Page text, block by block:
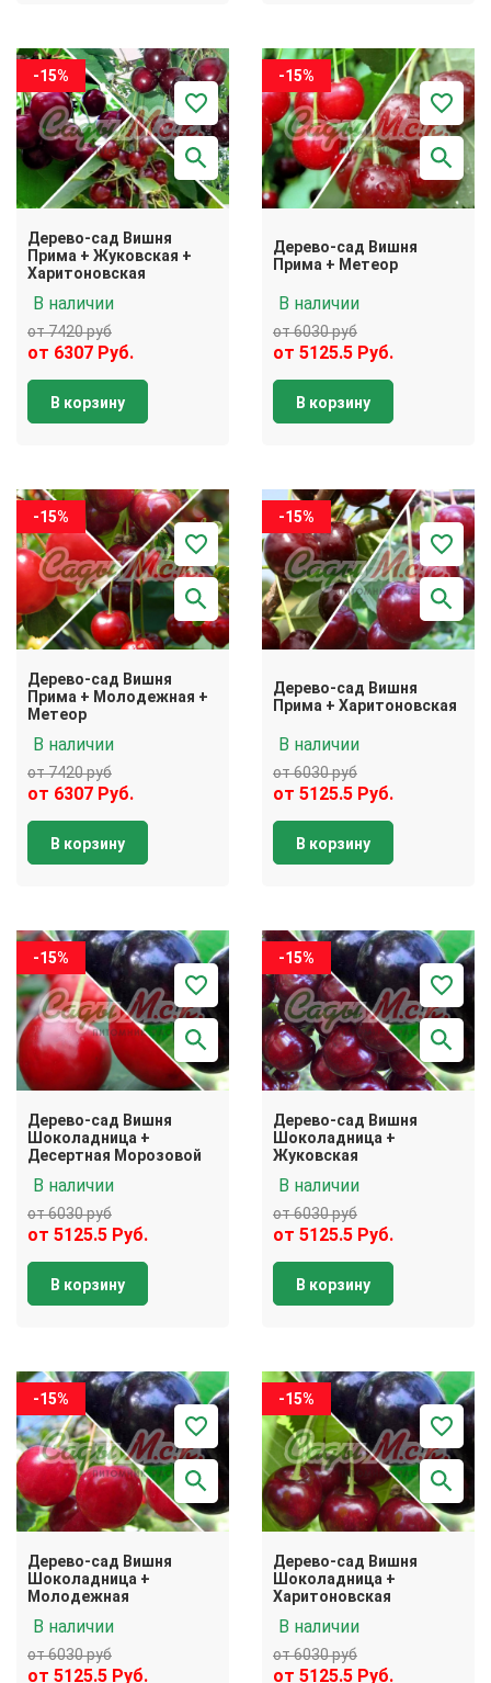
-15%
Дерево-сад Вишня
Прима + Жуковская +
Харитоновская
В наличии
от 7420 руб
от 6307 Руб.
В корзину
-15%
Дерево-сад Вишня
Прима + Метеор
В наличии
от 6030 руб
от 5125.5 Руб.
В корзину
-15%
Дерево-сад Вишня
Прима + Молодежная +
Метеор
В наличии
от 7420 руб
от 6307 Руб.
В корзину
-15%
Дерево-сад Вишня
Прима + Харитоновская
В наличии
от 6030 руб
от 5125.5 Руб.
В корзину
-15%
Дерево-сад Вишня
Шоколадница +
Десертная Морозовой
В наличии
от 6030 руб
от 5125.5 Руб.
В корзину
-15%
Дерево-сад Вишня
Шоколадница +
Жуковская
В наличии
от 6030 руб
от 5125.5 Руб.
В корзину
-15%
Дерево-сад Вишня
Шоколадница +
Молодежная
В наличии
от 6030 руб
от 5125.5 Руб.
-15%
Дерево-сад Вишня
Шоколадница +
Харитоновская
В наличии
от 6030 руб
от 5125.5 Руб.